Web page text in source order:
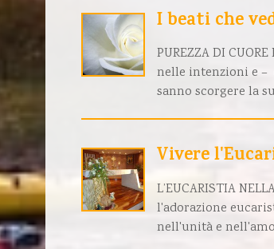
I beati che
PUREZZA DI
nelle intenzioni e –
sanno scorgere la
Vivere
L’EUCARISTIA
l'adorazione
nell'unità e